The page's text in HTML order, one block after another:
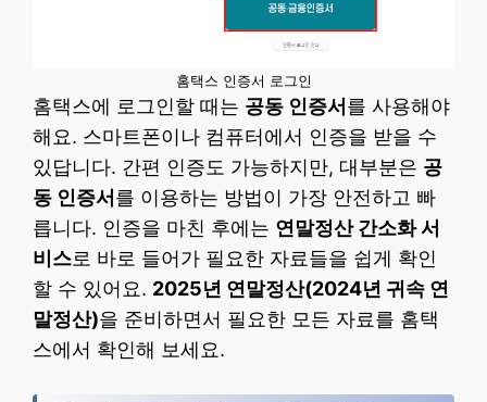
홈택스 인증서 로그인
홈택스에 로그인할 때는 공동 인증서 를 사용해야
해요. 스마트폰이나 컴퓨터에서 인증을 받을 수
있답니다. 간편 인증도 가능하지만, 대부분은 공
동 인증서 를 이용하는 방법이 가장 안전하고 빠
릅니다. 인증을 마친 후에는 연말정산 간소화 서
비스로 바로 들어가 필요한 자료들을 쉽게 확인
할 수 있어요. 2025년 연말정산(2024년 귀속 연
말정산)을 준비하면서 필요한 모든 자료를 홈택
스에서 확인해 보세요.